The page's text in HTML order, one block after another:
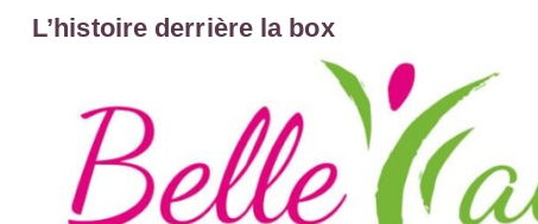
L’histoire derrière la box